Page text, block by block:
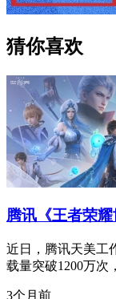
猜你喜欢
腾讯《王者荣
近日，腾讯天美工
载量突破1200万次
3个月前